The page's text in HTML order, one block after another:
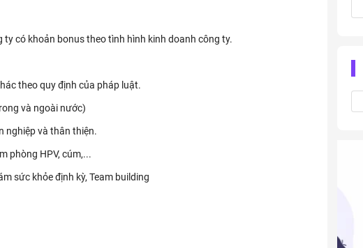
có khoản bonus theo tình hình kinh doanh công ty.
theo quy định của pháp luật.
và ngoài nước)
nghiệp và thân thiện.
phòng HPV, cúm,...
sức khỏe định kỳ, Team building